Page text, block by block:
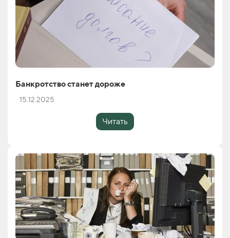
Банкротство станет дороже
15.12.2025
Читать